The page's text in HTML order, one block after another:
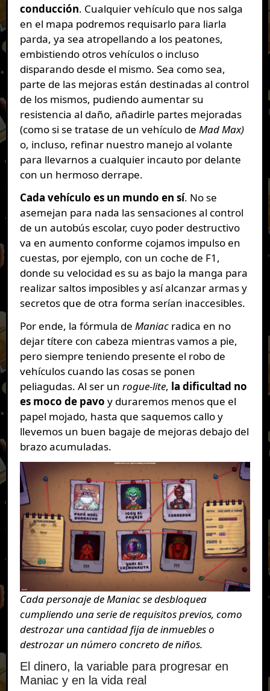
conducción. Cualquier vehículo que nos salga
en el mapa podremos requisarlo para liarla
parda, ya sea atropellando a los peatones,
embistiendo otros vehículos o incluso
disparando desde el mismo. Sea como sea,
parte de las mejoras están destinadas al control
de los mismos, pudiendo aumentar su
resistencia al daño, añadirle partes mejoradas
(como si se tratase de un vehículo de Mad Max)
o, incluso, refinar nuestro manejo al volante
para llevarnos a cualquier incauto por delante
con un hermoso derrape.
Cada vehículo es un mundo en sí. No se
asemejan para nada las sensaciones al control
de un autobús escolar, cuyo poder destructivo
va en aumento conforme cojamos impulso en
cuestas, por ejemplo, con un coche de F1,
donde su velocidad es su as bajo la manga para
realizar saltos imposibles y así alcanzar armas y
secretos que de otra forma serían inaccesibles.
Por ende, la fórmula de Maniac radica en no
dejar títere con cabeza mientras vamos a pie,
pero siempre teniendo presente el robo de
vehículos cuando las cosas se ponen
peliagudas. Al ser un rogue-lite, la dificultad no
es moco de pavo y duraremos menos que el
papel mojado, hasta que saquemos callo y
llevemos un buen bagaje de mejoras debajo del
brazo acumuladas.
Cada personaje de Maniac se desbloquea
cumpliendo una serie de requisitos previos, como
destrozar una cantidad fija de inmuebles o
destrozar un número concreto de niños.
El dinero, la variable para progresar en
Maniac y en la vida real